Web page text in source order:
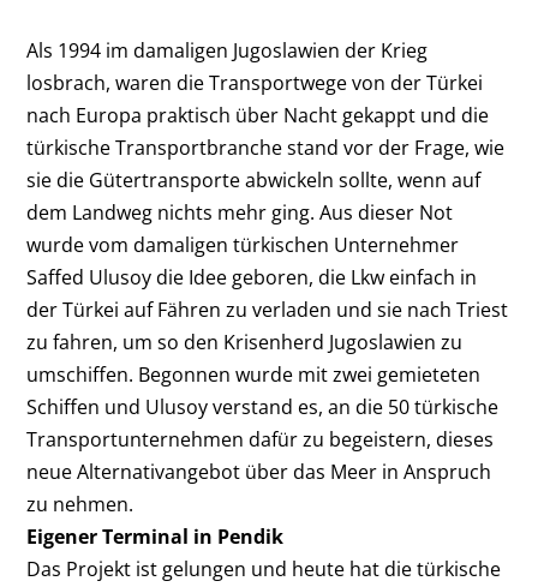
Als 1994 im damaligen Jugoslawien der Krieg
losbrach, waren die Transportwege von der Türkei
nach Europa praktisch über Nacht gekappt und die
türkische Transportbranche stand vor der Frage, wie
sie die Gütertransporte abwickeln sollte, wenn auf
dem Landweg nichts mehr ging. Aus dieser Not
wurde vom damaligen türkischen Unternehmer
Saffed Ulusoy die Idee geboren, die Lkw einfach in
der Türkei auf Fähren zu verladen und sie nach Triest
zu fahren, um so den Krisenherd Jugoslawien zu
umschiffen. Begonnen wurde mit zwei gemieteten
Schiffen und Ulusoy verstand es, an die 50 türkische
Transportunternehmen dafür zu begeistern, dieses
neue Alternativangebot über das Meer in Anspruch
zu nehmen.
Eigener Terminal in Pendik
Das Projekt ist gelungen und heute hat die türkische